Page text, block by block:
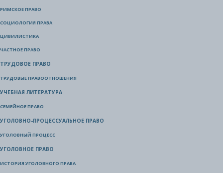
РИМСКОЕ ПРАВО
СОЦИОЛОГИЯ ПРАВА
ЦИВИЛИСТИКА
ЧАСТНОЕ ПРАВО
ТРУДОВОЕ ПРАВО
ТРУДОВЫЕ ПРАВООТНОШЕНИЯ
УЧЕБНАЯ ЛИТЕРАТУРА
СЕМЕЙНОЕ ПРАВО
УГОЛОВНО-ПРОЦЕССУАЛЬНОЕ ПРАВО
УГОЛОВНЫЙ ПРОЦЕСС
УГОЛОВНОЕ ПРАВО
ИСТОРИЯ УГОЛОВНОГО ПРАВА